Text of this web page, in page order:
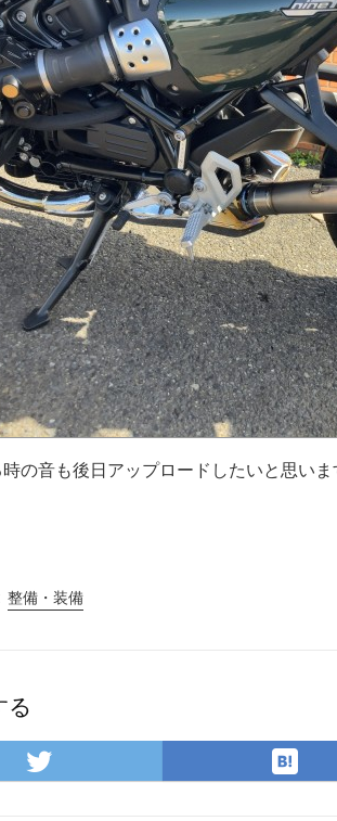
の音も後日アップロードしたいと思いま
整備・装備
る
Twitter
で
は
て